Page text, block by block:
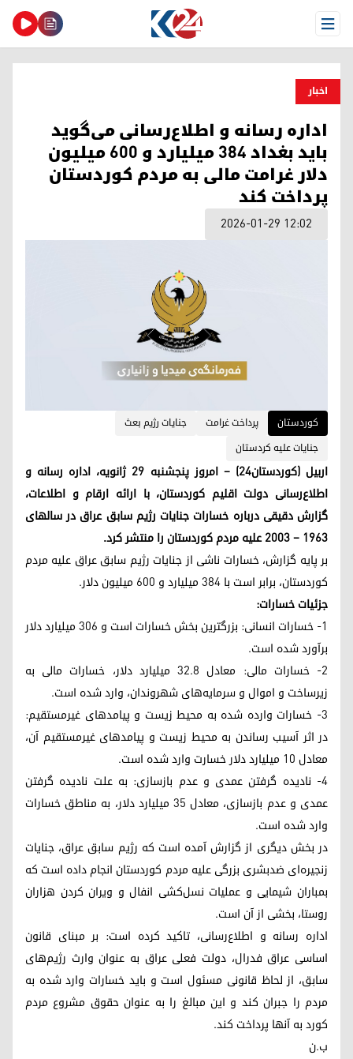
Open Menu
اخبار
اداره رسانه و اطلاع‌رسانی می‌گوید
باید بغداد ۳۸۴ میلیارد و ۶۰۰ میلیون
دلار غرامت مالی به مردم کوردستان
پرداخت کند
2026-01-29 12:02
کوردستان پرداخت غرامت
جنایات رژیم بعث
جنایات علیه کردستان
اربیل (کوردستان۲۴) – امروز پنجشنبه ۲۹ ژانویه، اداره رسانه و
اطلاع‌رسانی دولت اقلیم کوردستان، با ارائه ارقام و اطلاعات،
گزارش دقیقی درباره خسارات جنایات رژیم سابق عراق در سالهای
۱۹۶۳ – ۲۰۰۳ علیه مردم کوردستان را منتشر کرد.
بر پایه گزارش، خسارات ناشی از جنایات رژیم سابق عراق علیه مردم
کوردستان، برابر است با ۳۸۴ میلیارد و ۶۰۰ میلیون دلار.
جزئیات خسارات:
1- خسارات انسانی: بزرگترین بخش خسارات است و ۳۰۶ میلیارد دلار
برآورد شده است.
2- خسارات مالی: معادل ۳۲.۸ میلیارد دلار، خسارات مالی به
زیرساخت و اموال و سرمایه‌های شهروندان، وارد شده است.
3- خسارات وارده شده به محیط زیست و پیامدهای غیرمستقیم:
در اثر آسیب رساندن به محیط زیست و پیامدهای غیرمستقیم آن،
معادل ۱۰ میلیارد دلار خسارت وارد شده است.
4- نادیده گرفتن عمدی و عدم بازسازی: به علت نادیده گرفتن
عمدی و عدم بازسازی، معادل ۳۵ میلیارد دلار، به مناطق خسارات
وارد شده است.
در بخش دیگری از گزارش آمده است که رژیم سابق عراق، جنایات
زنجیره‌ای ضدبشری بزرگی علیه مردم کوردستان انجام داده است که
بمباران شیمایی و عملیات نسل‌کشی انفال و ویران کردن هزاران
روستا، بخشی از آن است.
اداره رسانه و اطلاع‌رسانی، تاکید کرده است: بر مبنای قانون
اساسی عراق فدرال، دولت فعلی عراق به عنوان وارث رژیم‌های
سابق، از لحاظ قانونی مسئول است و باید خسارات وارد شده به
مردم را جبران کند و این مبالغ را به عنوان حقوق مشروع مردم
کورد به آنها پرداخت کند.
ب.ن